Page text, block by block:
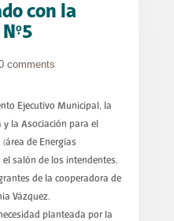
con la
comments
Ejecutivo Municipal, la
la Asociación para el
de Energías
el salón de los intendentes,
de la cooperadora de
Vázquez.
planteada por la